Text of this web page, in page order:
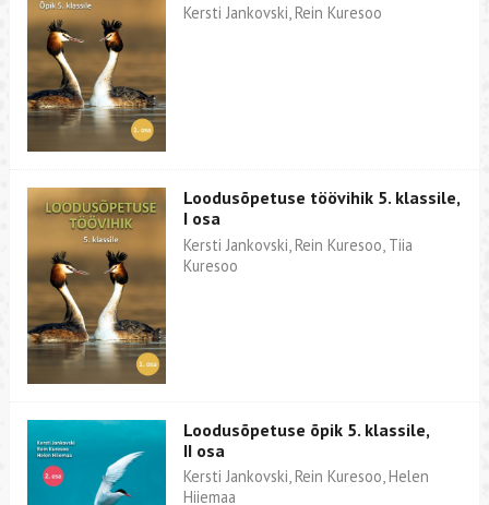
Kersti Jankovski, Rein Kuresoo
Loodusõpetuse töövihik 5. klassile,
I osa
Kersti Jankovski, Rein Kuresoo, Tiia
Kuresoo
Loodusõpetuse õpik 5. klassile,
II osa
Kersti Jankovski, Rein Kuresoo, Helen
Hiiemaa